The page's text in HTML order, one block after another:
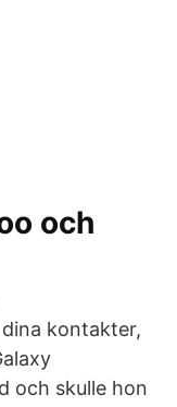
och
kontakter,
och skulle hon